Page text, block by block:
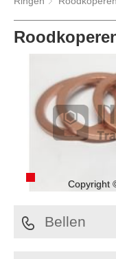
Copyright
Bellen